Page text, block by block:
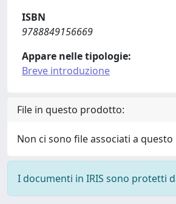
ISBN
9788849156669
Appare nelle tipologie:
Breve introduzione
File in questo prodotto:
Non ci sono file associati a
I documenti in IRIS sono protetti